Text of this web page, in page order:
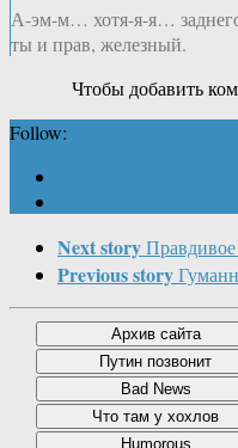
А-эм-м… хотя-я-я…
ты и прав, железный.
Чтобы добавить
Follow:
Next story
Previous story